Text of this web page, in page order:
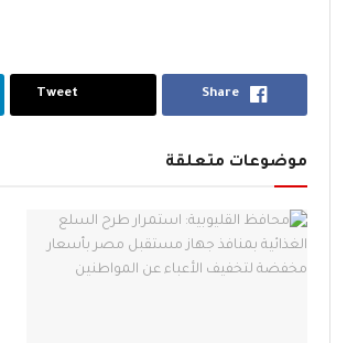
Share
Tweet
موضوعات متعلقة